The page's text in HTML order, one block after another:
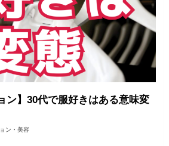
ン】30代で服好きはある意味変
ン・美容